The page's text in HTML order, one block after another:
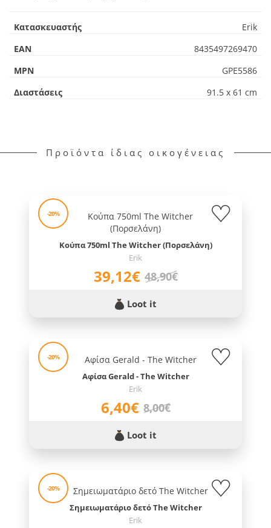
Κατασκευαστής
Erik
EAN
8435497269470
MPN
GPE5586
Διαστάσεις
91.5 x 61 cm
Προϊόντα ίδιας οικογένειας
-20%
Κούπα 750ml The Witcher (Πορσελάνη)
Erik
39,12€ 48,90€
Loot it
-20%
Αφίσα Gerald - The Witcher
Erik
6,40€ 8,00€
Loot it
-20%
Σημειωματάριο δετό The Witcher
Erik